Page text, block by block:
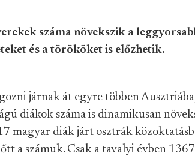
száma növekszik a
és a törököket is előzhetik.
járnak át egyre többen
diákok száma is dinamikusan
magyar diák járt osztrák
a számuk. Csak a tavalyi évben